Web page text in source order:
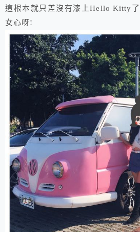
這根本就只差沒有漆上Hello Kitty
女心呀!​